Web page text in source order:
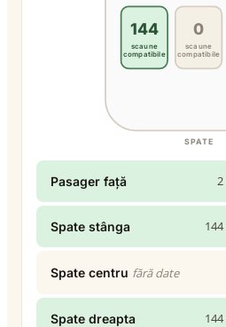
SPATE
144
scaune
compatibile
0
scaune
compatibile
Pasager față
Spate stânga
Spate centru fără date
Spate dreapta